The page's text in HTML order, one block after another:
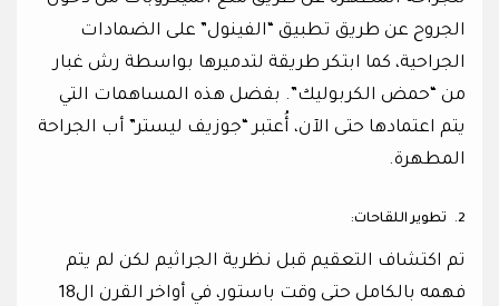
الجروح عن طريق تطبيق “الفينول” على الضمادات
الجراحية، كما ابتكر طريقة لتدميرها بواسطة رش غبار
من “حمض الكربوليك”. بفضل هذه المساهمات التي
يتم اعتمادها حتى الآن، أُعتبر “جوزيف ليستر” أب الجراحة
المطهرة.
2. تطوير اللقاحات:
تم اكتشاف التعقيم قبل نظرية الجراثيم لكن لم يتم
فهمه بالكامل حتى وقت باستور، في أواخر القرن ال18